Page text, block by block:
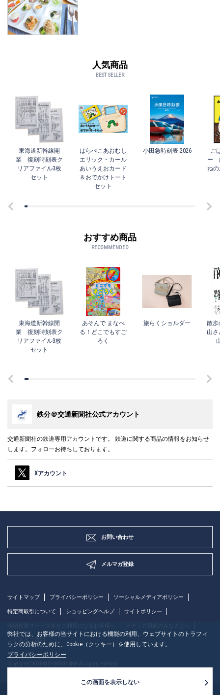
人気商品
BEST SELLER
東海道新幹線開
業 復刻時刻表ク
リアファイル3枚
セット
はらぺこあおむし
エリック・カール
あいうえおカード
＆おでかけトート
セット
小田急時刻表 2026
ご
ー
ね
おすすめ商品
RECOMMENDED
東海道新幹線開
業 復刻時刻表ク
リアファイル3枚
セット
あそんで まなべ
る！どこでもすご
ろく
旅らくショルダー
散歩
山さ
鉄分＠交通新聞社公式アカウント
交通新聞社の鉄道専用アカウントです。 鉄道に関する商品の情報をお知らせ
します。フォローお待ちしております。
Xアカウント
お問い合わせ
メルマガ登録
サイトマップ プライバシーポリシー ソーシャルメディアポリシー
特定商取引について ショッピングヘルプ サイトポリシー
よくあるご質問
弊社では、お客様の当サイトにおける機能の利用、ウェブサイトのトラフィ
ックの分析のために、Cookie（クッキー）を使用しています。
プライバシーポリシー
この画面を表示しない